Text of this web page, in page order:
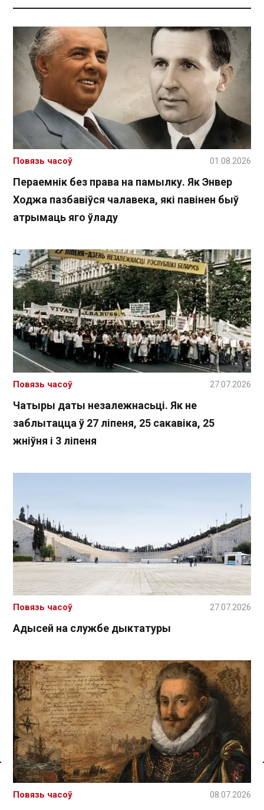
Спасылка без VPN
Пераемнік без права на памылку. Як Энвер
Ходжа пазбавіўся чалавека, які павінен быў
атрымаць яго ўладу
Повязь часоў 01.08.2026
Чатыры даты незалежнасьці. Як не
заблытацца ў 27 ліпеня, 25 сакавіка, 25
жніўня і 3 ліпеня
Повязь часоў 27.07.2026
Адысей на службе дыктатуры
Повязь часоў 27.07.2026
Повязь часоў 08.07.2026